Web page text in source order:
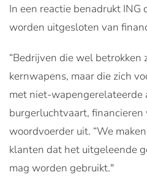
In een reactie benadrukt
worden uitgesloten van
“Bedrijven die wel betrokken
kernwapens, maar die zich
met niet-wapengerelateerde
burgerluchtvaart, financieren
woordvoerder uit. “We
klanten dat het uitgeleende
mag worden gebruikt."